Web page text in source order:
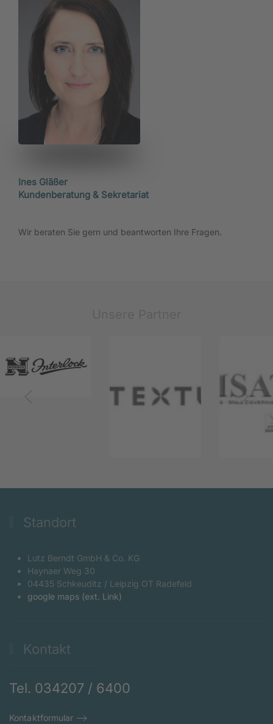
Ines Gläßer
Kundenberatung & Sekretariat
Wir beraten Sie gern und beantworten Ihre Fragen.
Standort
Lutz Berndt GmbH & Co. KG
Haynaer Weg 30
04435 Schkeuditz / Leipzig OT Radefeld
google maps (ext. Link)
Kontakt
Tel. 034207 / 6400
Kontaktformular